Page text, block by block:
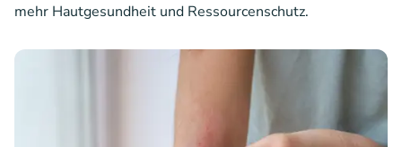
mehr Hautgesundheit und Ressourcenschutz.